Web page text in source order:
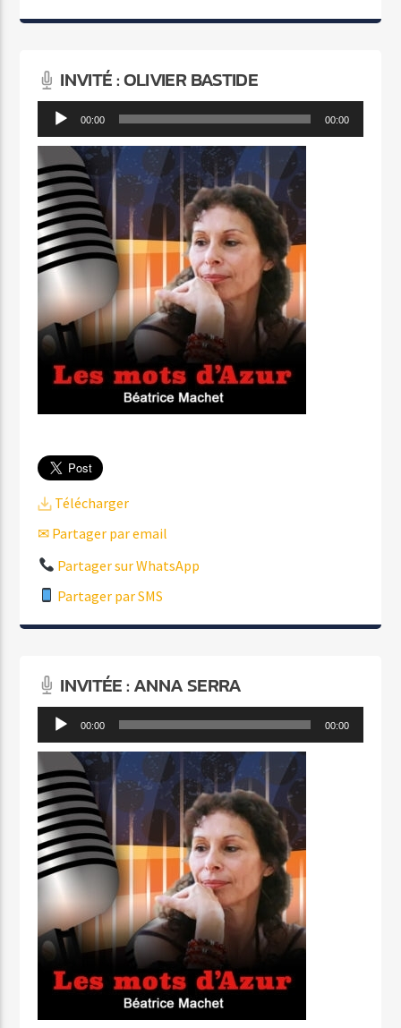
INVITÉ : OLIVIER BASTIDE
Lecteur 00:00 00:00
Télécharger
✉ Partager par email
Partager sur WhatsApp
Partager par SMS
INVITÉE : ANNA SERRA
Lecteur 00:00 00:00